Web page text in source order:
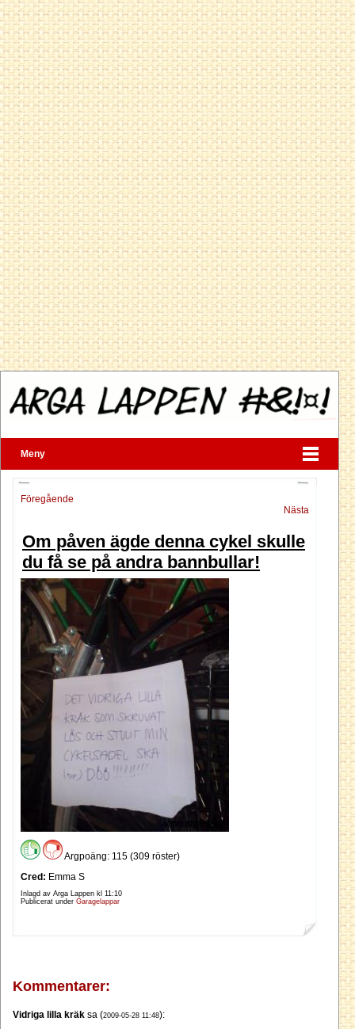
Meny
Föregående
Nästa
Om påven ägde denna cykel skulle
du få se på andra bannbullar!
Argpoäng: 115 (309 röster)
Cred: Emma S
Inlagd av Arga Lappen kl 11:10
Publicerat under Garagelappar
Kommentarer:
Vidriga lilla kräk sa (2009-05-28 11:48):